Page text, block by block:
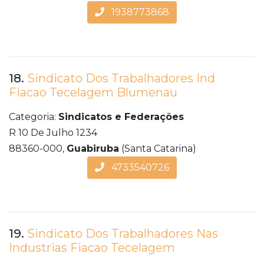
1938773868
18. Sindicato Dos Trabalhadores Ind
Fiacao Tecelagem Blumenau
Categoria: Sindicatos e Federações
R 10 De Julho 1234
88360-000, Guabiruba (Santa Catarina)
4733540726
19. Sindicato Dos Trabalhadores Nas
Industrias Fiacao Tecelagem